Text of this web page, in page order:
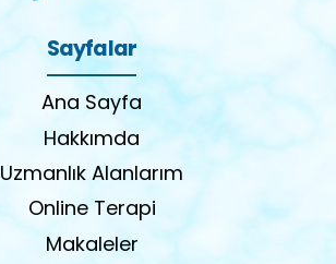
Sayfalar
Ana Sayfa
Hakkımda
Uzmanlık Alanlarım
Online Terapi
Makaleler